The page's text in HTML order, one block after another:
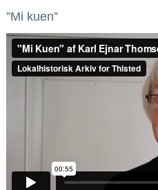
”Mi kuen”